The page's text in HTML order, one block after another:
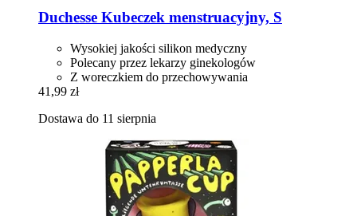
Duchesse Kubeczek menstruacyjny, S
Wysokiej jakości silikon medyczny
Polecany przez lekarzy ginekologów
Z woreczkiem do przechowywania
41,99 zł
Dostawa do 11 sierpnia